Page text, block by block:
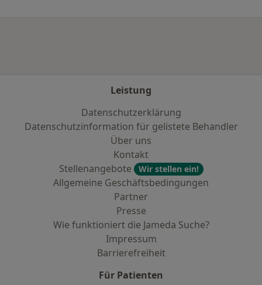
Leistung
Datenschutzerklärung
Datenschutzinformation für gelistete Behandler
Über uns
Kontakt
Stellenangebote
Wir stellen ein!
Allgemeine Geschäftsbedingungen
Partner
Presse
Wie funktioniert die Jameda Suche?
Impressum
Barrierefreiheit
Für Patienten